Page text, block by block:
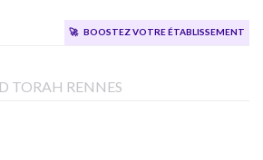
🚀 Boostez votre établissement
TORAH RENNES